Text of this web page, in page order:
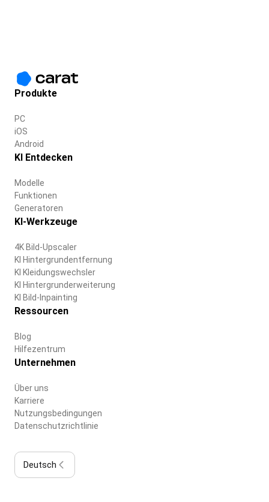
Produkte
PC
iOS
Android
KI Entdecken
Modelle
Funktionen
Generatoren
KI-Werkzeuge
4K Bild-Upscaler
KI Hintergrundentfernung
KI Kleidungswechsler
KI Hintergrunderweiterung
KI Bild-Inpainting
Ressourcen
Blog
Hilfezentrum
Unternehmen
Über uns
Karriere
Nutzungsbedingungen
Datenschutzrichtlinie
Deutsch